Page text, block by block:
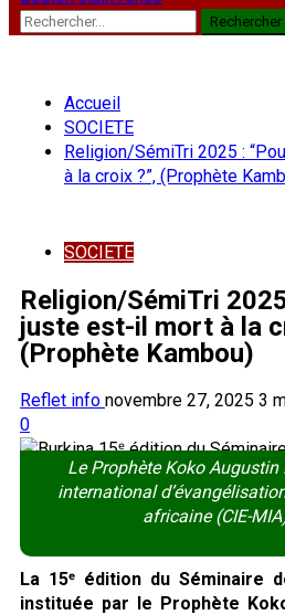
Rechercher :
Accueil
SOCIETE
Religion/SémiTri 2025 :
à la croix ?”, (Prophète
SOCIETE
Religion/SémiTri
juste est-il mort à la
(Prophète Kambou)
Reflet info novembre 27, 2025 3
0
Le Prophète Koko Augustin
international
africaine (CIE-
La 15ᵉ édition du Séminaire
instituée par le Prophète